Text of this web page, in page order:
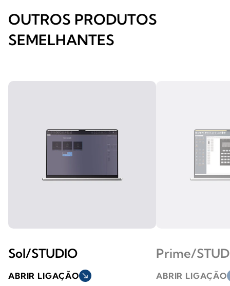
OUTROS PRODUTOS
SEMELHANTES
Sol/STUDIO
ABRIR LIGAÇÃO south_east
Prime/
ABRIR LIGAÇÃO